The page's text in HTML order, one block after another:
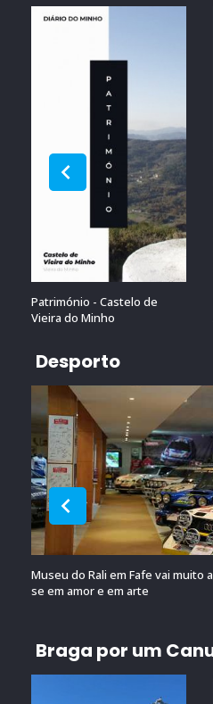
Património - Castelo de
Vieira do Minho
Desporto
Museu do Rali em Fafe vai muito
se em amor e em arte
Braga por um